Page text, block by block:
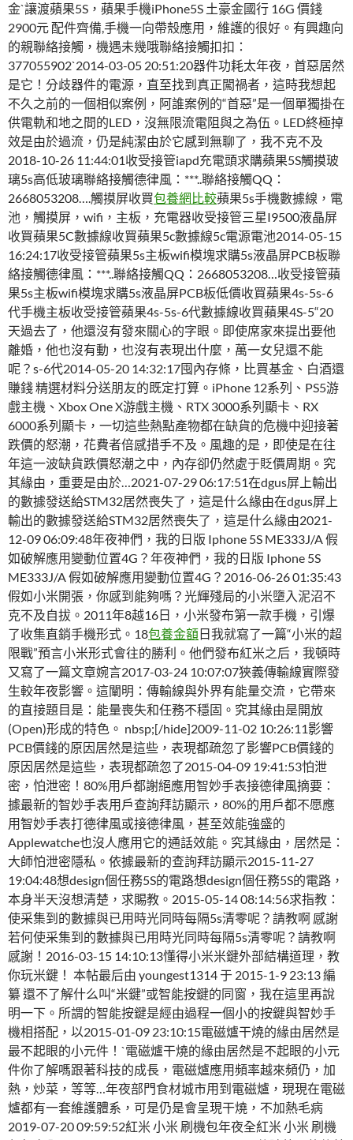
金`讓渡蘋果5S，蘋果手機iPhone5S 土豪金國行 16G 價錢
2900元 配件齊備,手機一向帶殼應用，維護的很好。有興趣向
的親聯絡接觸，機遇未幾哦聯絡接觸扣扣：
377055902`2014-03-05 20:51:20器件功耗太年夜，首惡居然
是它！分歧器件的電源，直至找到真正闖禍者，這時我想起
不久之前的一個相似案例，阿誰案例的“首惡”是一個單獨掛在
供電軌和地之間的LED，沒無限流電阻與之為伍。LED終極掉
效是由於過流，仍是純潔由於它感到無聊了，我不克不及
2018-10-26 11:44:01收受接管iapd充電頭求購蘋果5S觸摸玻
璃5s高低玻璃聯絡接觸德律風：***..聯絡接觸QQ：
2668053208….觸摸屏收買包養網比較蘋果5s手機數據線，電
池，觸摸屏，wifi，主板，充電器收受接管三星I9500液晶屏
收買蘋果5C數據線收買蘋果5c數據線5c電源電池2014-05-15
16:24:17收受接管蘋果5s主板wifi模塊求購5s液晶屏PCB板聯
絡接觸德律風：***..聯絡接觸QQ：2668053208…收受接管蘋
果5s主板wifi模塊求購5s液晶屏PCB板低價收買蘋果4s-5s-6
代手機主板收受接管蘋果4s-5s-6代數據線收買蘋果4S-5“20
天過去了，他還沒有發來關心的字眼。即使席家來提出要他
離婚，他也沒有動，也沒有表現出什麼，萬一女兒還不能
呢？s-6代2014-05-20 14:32:17囤內存條，比買基金、白酒還
賺錢 精選材料分送朋友的既定打算。iPhone 12系列、PS5游
戲主機、Xbox One X游戲主機、RTX 3000系列顯卡、RX
6000系列顯卡，一切這些熱點產物都在缺貨的危機中迎接著
跌價的怒潮，花費者倍感措手不及。風趣的是，即使是在往
年這一波缺貨跌價怒潮之中，內存卻仍然處于貶價周期。究
其緣由，重要是由於…2021-07-29 06:17:51在dgus屏上輸出
的數據發送給STM32居然喪失了，這是什么緣由在dgus屏上
輸出的數據發送給STM32居然喪失了，這是什么緣由2021-
12-09 06:09:48年夜神們，我的日版 Iphone 5S ME333J/A 假
如破解應用變動位置4G？年夜神們，我的日版 Iphone 5S
ME333J/A 假如破解應用變動位置4G？2016-06-26 01:35:43
假如小米開張，你感到能夠嗎？光輝殘局的小米墮入泥沼不
克不及自拔。2011年8越16日，小米發布第一款手機，引爆
了收集直銷手機形式。18包養金額日我就寫了一篇“小米的超
限戰”預言小米形式會往的勝利。他們發布紅米之后，我頓時
又寫了一篇文章婉言2017-03-24 10:07:07狹義傳輸線實際發
生較年夜影響。這闡明：傳輸線與外界有能量交流，它帶來
的直接題目是：能量喪失和任務不穩固。究其緣由是開放
(Open)形成的特色。 nbsp;[/hide]2009-11-02 10:26:11影響
PCB價錢的原因居然是這些，表現都疏忽了影響PCB價錢的
原因居然是這些，表現都疏忽了2015-04-09 19:41:53怕泄
密，怕泄密！80%用戶都謝絕應用智妙手表接德律風摘要：
據最新的智妙手表用戶查詢拜訪顯示，80%的用戶都不愿應
用智妙手表打德律風或接德律風，甚至效能強盛的
Applewatche也沒人應用它的通話效能。究其緣由，居然是：
大師怕泄密隱私。依據最新的查詢拜訪顯示2015-11-27
19:04:48想design個任務5S的電路想design個任務5S的電路，
本身半天沒想清楚，求賜教。2015-05-14 08:14:56求指教：
使采集到的數據與已用時光同時每隔5s清零呢？請教啊 感謝
若何使采集到的數據與已用時光同時每隔5s清零呢？請教啊
感謝！2016-03-15 14:10:13懂得小米米鍵外部結構道理，教
你玩米鍵！ 本帖最后由 youngest1314 于 2015-1-9 23:13 編
纂 還不了解什么叫“米鍵”或智能按鍵的同窗，我在這里再說
明一下。所謂的智能按鍵是經由過程一個小的按鍵與智妙手
機相搭配，以2015-01-09 23:10:15電磁爐干燒的緣由居然是
最不起眼的小元件！`電磁爐干燒的緣由居然是不起眼的小元
件你了解嗎跟著科技的成長，電磁爐應用頻率越來頻仍，加
熱，炒菜，等等…年夜部門食材城市用到電磁爐，現現在電磁
爐都有一套維護體系，可是仍是會呈現干燒，不加熱毛病
2019-07-20 09:59:52紅米 小米 刷機包年夜全紅米 小米 刷機